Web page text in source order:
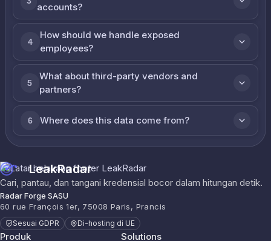
accounts?
4
How should we handle exposed
employees?
5
What about third-party vendors and
partners?
6 Where does this data come from?
LeakRadar
Cari, pantau, dan tangani kredensial bocor dalam hitungan detik.
Radar Forge SASU
60 rue François 1er, 75008 Paris, Prancis
Sesuai GDPR Di-hosting di UE
Produk Solutions